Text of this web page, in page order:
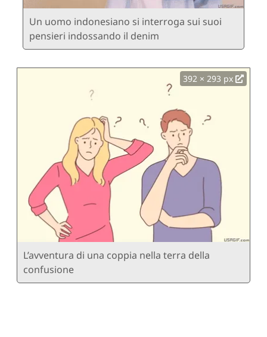
Un uomo indonesiano si interroga sui suoi
pensieri indossando il denim
392 × 293 px
L’avventura di una coppia nella terra della
confusione